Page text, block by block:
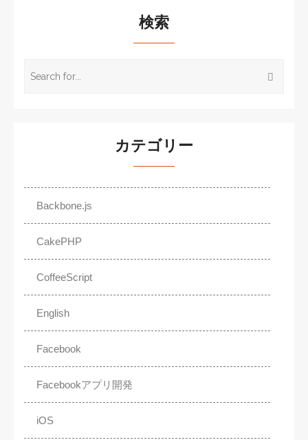
検索
カテゴリー
Backbone.js
CakePHP
CoffeeScript
English
Facebook
Facebookアプリ開発
iOS